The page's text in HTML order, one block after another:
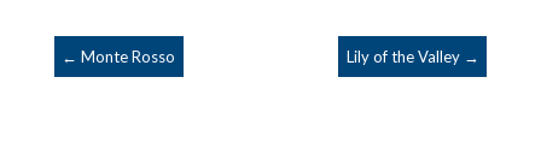
←Monte Rosso Lily of the Valley→